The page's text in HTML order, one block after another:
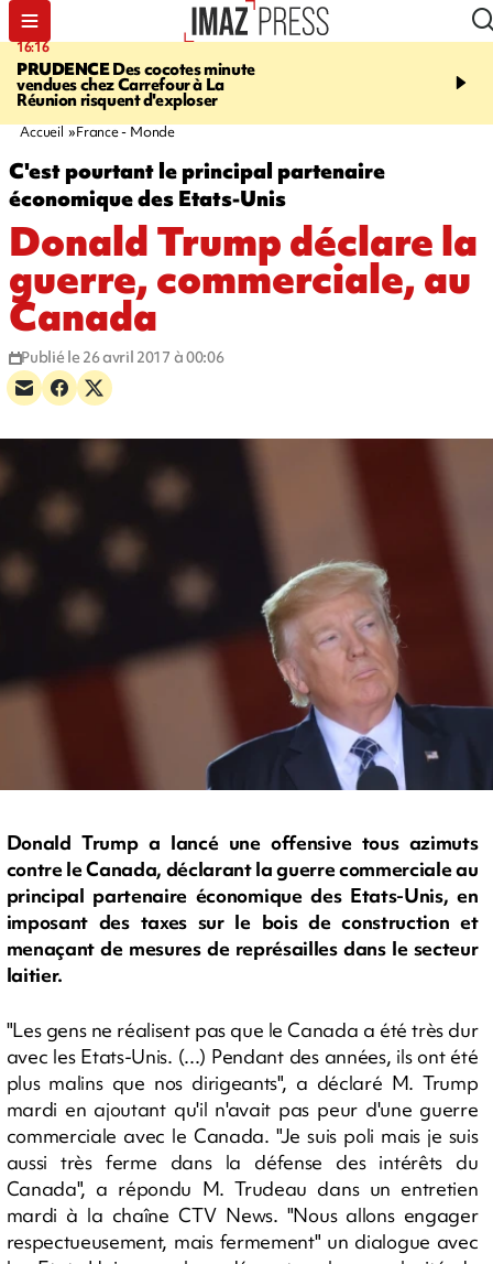
16:16
PRUDENCEDes cocotes minute
vendues chez Carrefour à La
Réunion risquent d'exploser
20:06
l'Asie, mort d'une
Accueil France - Monde
C'est pourtant le principal partenaire
économique des Etats-Unis
Donald Trump déclare la
guerre, commerciale, au
Canada
Publié le 26 avril 2017 à 00:06
Donald Trump a lancé une offensive tous azimuts
contre le Canada, déclarant la guerre commerciale au
principal partenaire économique des Etats-Unis, en
imposant des taxes sur le bois de construction et
menaçant de mesures de représailles dans le secteur
laitier.
"Les gens ne réalisent pas que le Canada a été très dur
avec les Etats-Unis. (...) Pendant des années, ils ont été
plus malins que nos dirigeants", a déclaré M. Trump
mardi en ajoutant qu'il n'avait pas peur d'une guerre
commerciale avec le Canada. "Je suis poli mais je suis
aussi très ferme dans la défense des intérêts du
Canada", a répondu M. Trudeau dans un entretien
mardi à la chaîne CTV News. "Nous allons engager
respectueusement, mais fermement" un dialogue avec